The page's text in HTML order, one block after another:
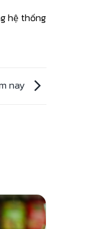
hệ thống
nay